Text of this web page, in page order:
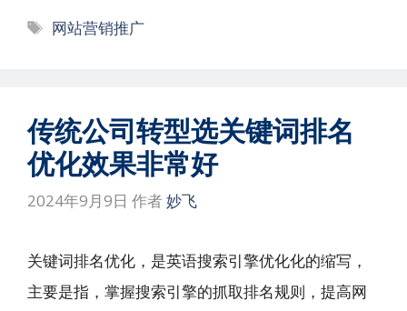
标
网站营销推广
传统公司转型选关键词排名
优化效果非常好
2024年9月9日 作者妙飞
关键词排名优化，是英语搜索引擎优化化的缩写，
主要是指，掌握搜索引擎的抓取排名规则，提高网